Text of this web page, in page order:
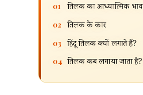
01 तिलक का आध्यात्मिक भाव
02 तिलक के प्रकार
03 हिंदू तिलक क्यों लगाते हैं?
04 तिलक कब लगाया जाता है?